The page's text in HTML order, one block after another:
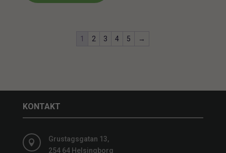
1 2 3 4 5 →
KONTAKT

Grustagsgatan 13,
254 64 Helsingborg